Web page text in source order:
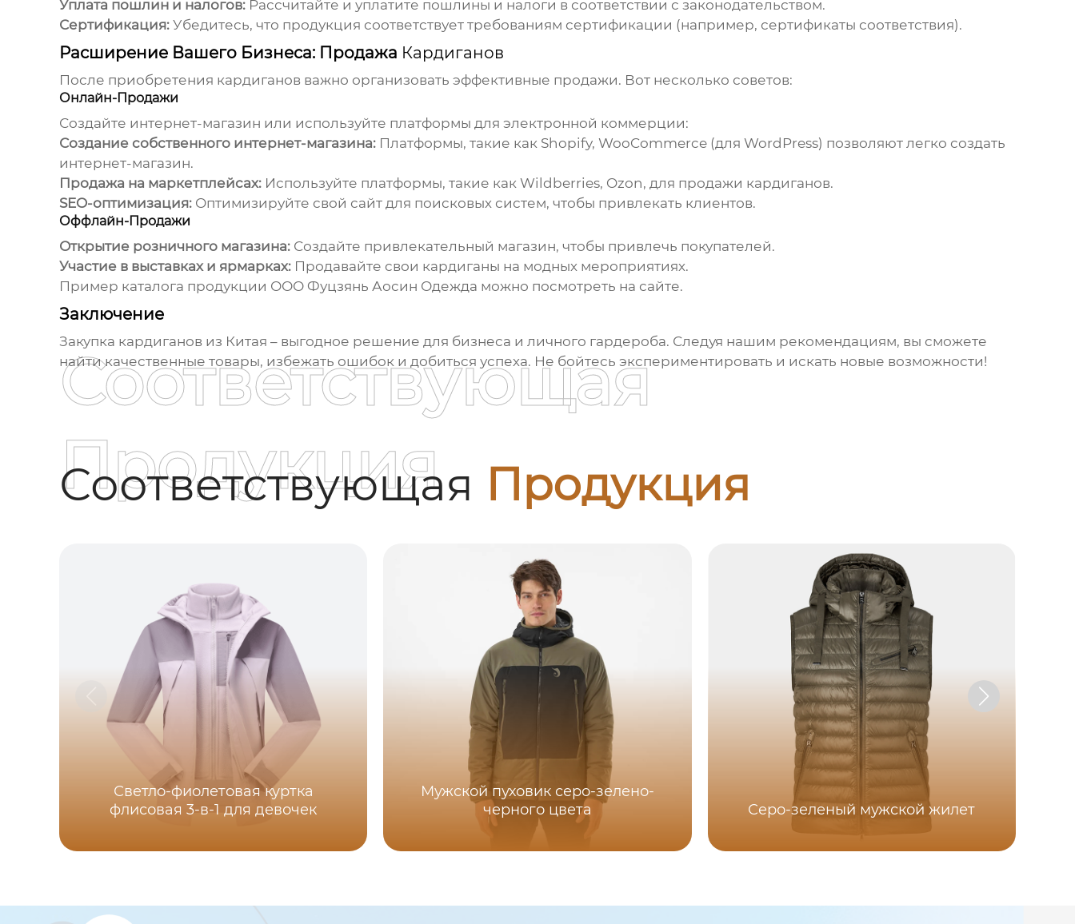
Уплата пошлин и налогов:Рассчитайте и уплатите пошлины и налоги в соответствии с законодательством.
Сертификация:Убедитесь, что продукция соответствует требованиям сертификации (например, сертификаты соответствия).
Расширение Вашего Бизнеса: Продажа Кардиганов
После приобретения кардигановважно организовать эффективные продажи. Вот несколько советов:
Онлайн-Продажи
Создайте интернет-магазин или используйте платформы для электронной коммерции:
Создание собственного интернет-магазина:Платформы, такие как Shopify, WooCommerce (для WordPress) позволяют легко создать
интернет-магазин.
Продажа на маркетплейсах:Используйте платформы, такие как Wildberries, Ozon, для продажи кардиганов.
SEO-оптимизация:Оптимизируйте свой сайт для поисковых систем, чтобы привлекать клиентов.
Оффлайн-Продажи
Открытие розничного магазина:Создайте привлекательный магазин, чтобы привлечь покупателей.
Участие в выставках и ярмарках:Продавайте свои кардиганы на модных мероприятиях.
Пример каталога продукции ООО Фуцзянь Аосин Одежда можно посмотреть на сайте.
Заключение
Закупка кардиганов из Китая – выгодное решение для бизнеса и личного гардероба. Следуя нашим рекомендациям, вы сможете
найти качественные товары, избежать ошибок и добиться успеха. Не бойтесь экспериментировать и искать новые возможности!
Соответствующая Продукция
Соответствующая
Продукция
Светло-фиолетовая куртка
флисовая 3-в-1 для девочек
Мужской пуховик серо-зелено-
черного цвета
Серо-зеленый мужской жилет